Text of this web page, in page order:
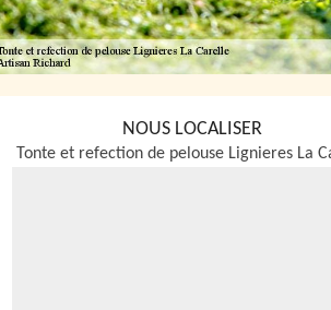
NOUS LOCALISER
Tonte et refection de pelouse Lignieres La